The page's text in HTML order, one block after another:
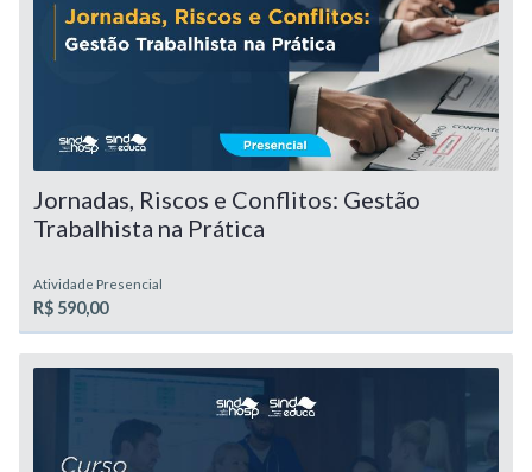
Jornadas, Riscos e Conflitos: Gestão
Trabalhista na Prática
Atividade Presencial
R$ 590,00